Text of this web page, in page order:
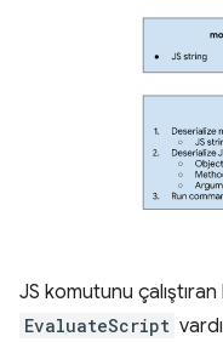
JS komutunu
EvaluateScript